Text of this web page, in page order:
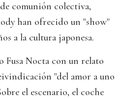
comunión colectiva,
han ofrecido un "show"
a la cultura japonesa.
Fusa Nocta con un relato
"del amor a uno
el escenario, el coche